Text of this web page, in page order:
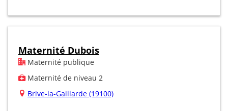
Maternité Dubois
Maternité publique
Maternité de niveau 2
Brive-la-Gaillarde (19100)